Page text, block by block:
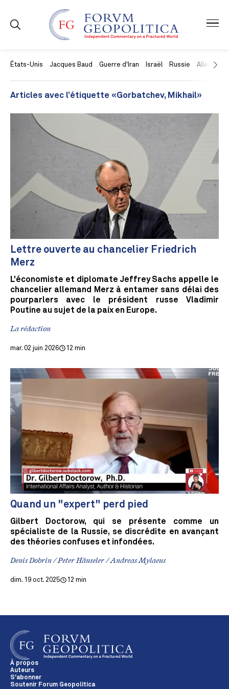
États-Unis Jacques Baud Guerre d'Iran Israël Russie Allemagne
Articles avec l’étiquette «Gorbatchev, Mikhail»
Lettre ouverte au chancelier Friedrich
Merz
L'économiste et diplomate Jeffrey Sachs appelle le
chancelier allemand Merz à entamer sans délai des
pourparlers avec le président russe Vladimir
Poutine au sujet de la paix en Europe.
La rédaction
mar. 02 juin 2026 12 min
Quand un "expert" perd pied
Gilbert Doctorow, qui se présente comme un
spécialiste de la Russie, se discrédite en avançant
des théories confuses et infondées.
Denis Dobrin / Peter Hänseler / Andreas Mylaeus
dim. 19 oct. 2025 12 min
À propos
Auteurs
S'abonner
Soutenir Forum Geopolitica